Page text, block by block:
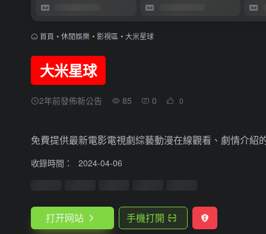
首頁 • 休閒娛樂 • 影視區 • 大米星球
大米星球
2年前發佈新公告 85 0 0
免費提供最新電影電視劇綜藝動漫在線觀看、劇情介紹
收錄時間： 2024-04-06
打开网站 手機打開